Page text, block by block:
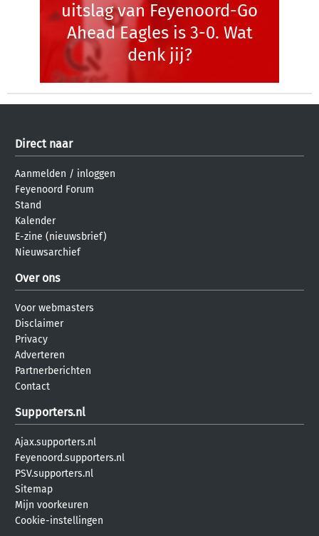
uitslag van Feyenoord-Go
Ahead Eagles is 3-0. Wat
denk jij?
Direct naar
Aanmelden / inloggen
Feyenoord Forum
Stand
Kalender
E-zine (nieuwsbrief)
Nieuwsarchief
Over ons
Voor webmasters
Disclaimer
Privacy
Adverteren
Partnerberichten
Contact
Supporters.nl
Ajax.supporters.nl
Feyenoord.supporters.nl
PSV.supporters.nl
Sitemap
Mijn voorkeuren
Cookie-instellingen